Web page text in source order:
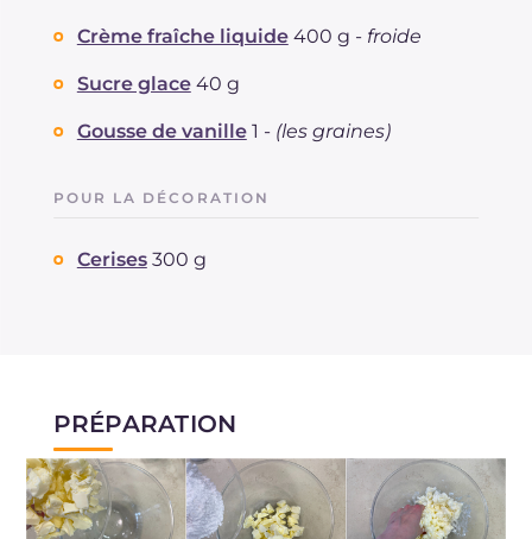
Crème fraîche liquide 400 g - froide
Sucre glace 40 g
Gousse de vanille 1 - (les graines)
POUR LA DÉCORATION
Cerises 300 g
PRÉPARATION